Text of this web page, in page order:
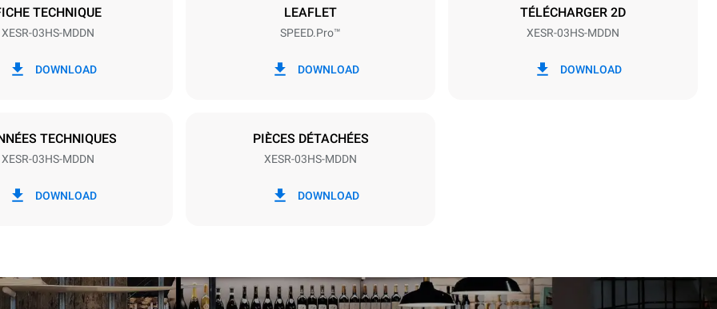
ces dernières peuvent être éliminées en
choisissant d'acheter de l'énergie produite
TECHNIQUE
XESR-03HS-MDDN
DOWNLOAD
LEAFLET
SPEED.Pro™
DOWNLOAD
TÉLÉCHARGER 2D
XESR-03HS-MDDN
DOWNLOAD
TECHNIQUES
XESR-03HS-MDDN
DOWNLOAD
PIÈCES DÉTACHÉES
XESR-03HS-MDDN
DOWNLOAD